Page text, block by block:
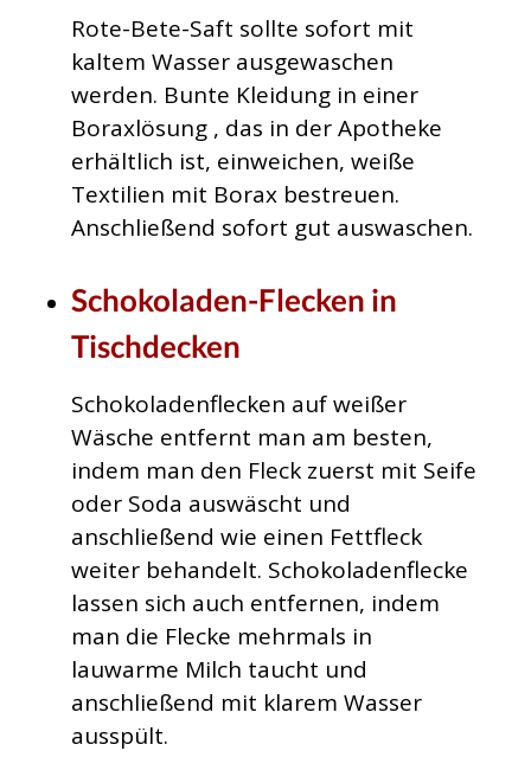
Rote-Bete-Saft sollte sofort mit
kaltem Wasser ausgewaschen
werden. Bunte Kleidung in einer
Boraxlösung , das in der Apotheke
erhältlich ist, einweichen, weiße
Textilien mit Borax bestreuen.
Anschließend sofort gut auswaschen.
Schokoladen-Flecken in
Tischdecken
Schokoladenflecken auf weißer
Wäsche entfernt man am besten,
indem man den Fleck zuerst mit Seife
oder Soda auswäscht und
anschließend wie einen Fettfleck
weiter behandelt. Schokoladenflecke
lassen sich auch entfernen, indem
man die Flecke mehrmals in
lauwarme Milch taucht und
anschließend mit klarem Wasser
ausspült.